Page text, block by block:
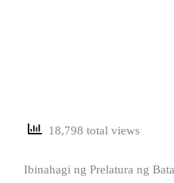
18,798 total views
Ibinahagi ng Prelatura ng